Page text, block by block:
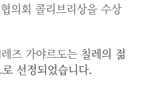
의회 콜리브리상을 수상
즈 가야르도는 칠레의 젊
선정되었습니다.